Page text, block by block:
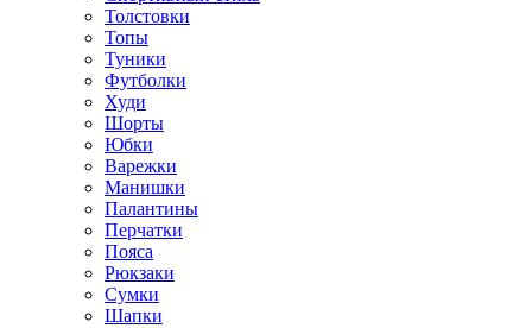
Толстовки
Топы
Туники
Футболки
Худи
Шорты
Юбки
Варежки
Манишки
Палантины
Перчатки
Пояса
Рюкзаки
Сумки
Шапки